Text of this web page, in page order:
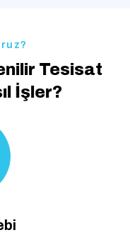
Tesisat
İşler?